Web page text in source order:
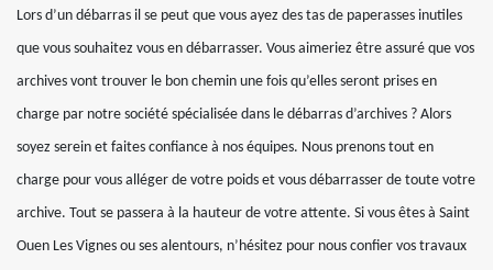
Lors d’un débarras il se peut que vous ayez des tas de paperasses inutiles
que vous souhaitez vous en débarrasser. Vous aimeriez être assuré que vos
archives vont trouver le bon chemin une fois qu’elles seront prises en
charge par notre société spécialisée dans le débarras d’archives ? Alors
soyez serein et faites confiance à nos équipes. Nous prenons tout en
charge pour vous alléger de votre poids et vous débarrasser de toute votre
archive. Tout se passera à la hauteur de votre attente. Si vous êtes à Saint
Ouen Les Vignes ou ses alentours, n’hésitez pour nous confier vos travaux